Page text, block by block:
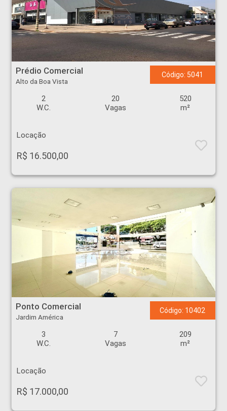
Prédio Comercial - Alto da Boa Vista - Ribeirão Preto
Prédio Comercial
Alto da Boa Vista
Código: 5041
2
W.C.
20
Vagas
520
m²
Locação
R$ 16.500,00
Ponto Comercial - Jardim América - Ribeirão Preto
Ponto Comercial
Jardim América
Código: 10402
3
W.C.
7
Vagas
209
m²
Locação
R$ 17.000,00